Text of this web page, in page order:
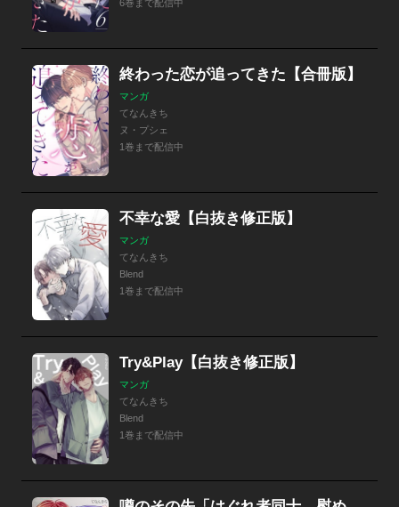
6巻まで配信中
終わった恋が追ってきた【合冊版】
マンガ
てなんきち
ヌ・プシェ
1巻まで配信中
不幸な愛【白抜き修正版】
マンガ
てなんきち
Blend
1巻まで配信中
Try&Play【白抜き修正版】
マンガ
てなんきち
Blend
1巻まで配信中